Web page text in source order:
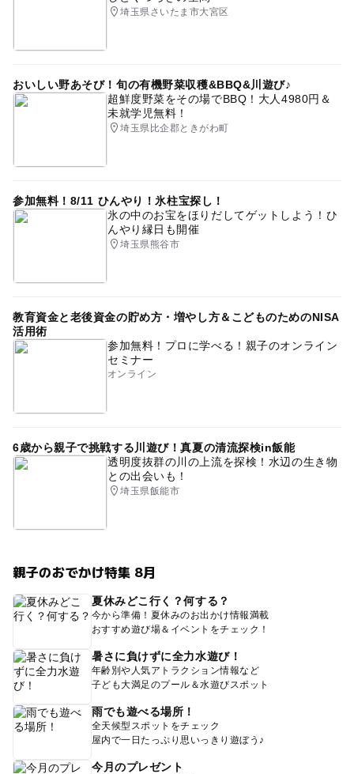
埼玉県さいたま市大宮区
おいしい野あそび！旬の有機野菜収穫&BBQ&川遊び♪
超鮮度野菜をその場でBBQ！大人4980円＆
未就学児無料！
埼玉県比企郡ときがわ町
参加無料！8/11 ひんやり！氷柱宝探し！
氷の中のお宝をほりだしてゲットしよう！ひ
んやり縁日も開催
埼玉県熊谷市
教育資金と老後資金の貯め方・増やし方＆こどものためのNISA
活用術
参加無料！プロに学べる！親子のオンライン
セミナー
オンライン
6歳から親子で挑戦する川遊び！真夏の清流探検in飯能
透明度抜群の川の上流を探検！水辺の生き物
との出会いも！
埼玉県飯能市
親子のおでかけ特集 8月
夏休みどこ行く？何する？
今から準備！夏休みのお出かけ情報満載
おすすめ遊び場＆イベントをチェック！
暑さに負けずに全力水遊び！
年齢別や人気アトラクション情報など
子ども大満足のプール＆水遊びスポット
雨でも遊べる場所！
全天候型スポットをチェック
屋内で一日たっぷり思いっきり遊ぼう♪
今月のプレゼント